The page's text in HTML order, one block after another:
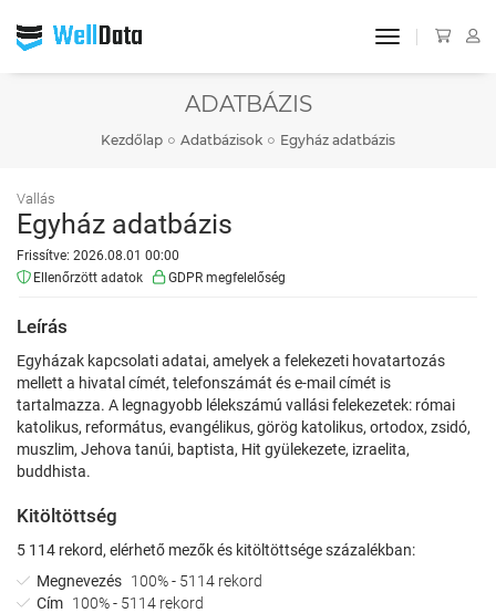
toggle
ADATBÁZIS
Kezdőlap Adatbázisok Egyház adatbázis
Vallás
Egyház adatbázis
Frissítve: 2026.08.01 00:00
Ellenőrzött adatok
GDPR megfelelőség
Leírás
Egyházak kapcsolati adatai, amelyek a felekezeti hovatartozás
mellett a hivatal címét, telefonszámát és e-mail címét is
tartalmazza. A legnagyobb lélekszámú vallási felekezetek: római
katolikus, református, evangélikus, görög katolikus, ortodox, zsidó,
muszlim, Jehova tanúi, baptista, Hit gyülekezete, izraelita,
buddhista.
Kitöltöttség
5 114 rekord, elérhető mezők és kitöltöttsége százalékban:
Megnevezés 100% - 5114 rekord
Cím 100% - 5114 rekord